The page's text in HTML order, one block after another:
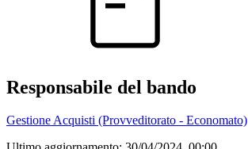
Responsabile del bando
Gestione Acquisti (Provveditorato - Economato)